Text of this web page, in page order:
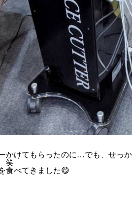
かけてもらったのに…でも、せっか
笑
食べてきました😋